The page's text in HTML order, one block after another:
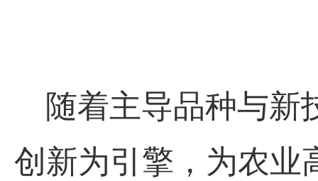
随着主导品种与新
创新为引擎，为农业